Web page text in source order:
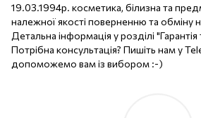
19.03.1994р. косметика, білизна та
належної якості поверненню та обміну
Детальна інформація у розділі
Потрібна консультація? Пишіть нам у
допоможемо вам із вибором :-)